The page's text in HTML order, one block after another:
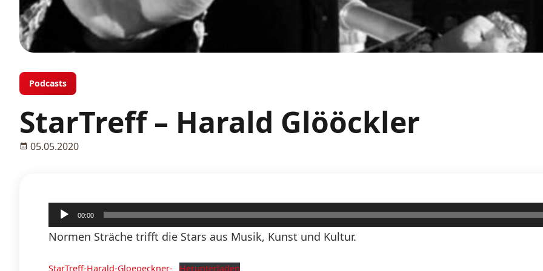
Podcasts
StarTreff – Harald Glööckler
05.05.2020
Audio-
Player
00:00
Normen Sträche trifft die Stars aus Musik, Kunst und Kultur.
StarTreff-Harald-Gloeoeckner- Herunterladen